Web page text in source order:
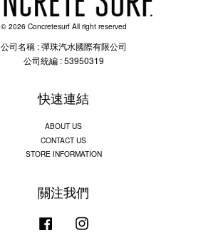
© 2026 Concretesurf All right reserved
公司名稱 : 彈珠汽水國際有限公司
公司統編 : 53950319
快速連結
ABOUT US
CONTACT US
STORE INFORMATION
關注我們
Facebook